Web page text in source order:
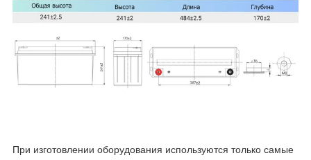
При изготовлении оборудования используются только самые